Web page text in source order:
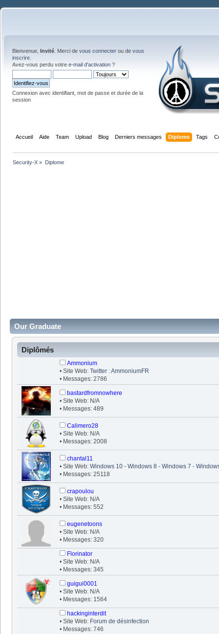
Bienvenue, Invité . Merci de vous connecter ou de vous
inscrire
Avez-vous perdu votre e-mail d'activation ?
Connexion avec identifiant, mot de passe et durée de la
session
Accueil Aide Team Upload Blog Derniers messages Diplome Tags
Security-X » Diplome
Our Graduate
Diplômés
Ammonium
• Site Web: Twitter : AmmoniumFR
• Messages: 2786
bastardfromnowhere
• Site Web: N/A
• Messages: 489
Calimero28
• Site Web: N/A
• Messages: 2008
chantal11
• Site Web: Windows 10 - Windows 8 - Windows 7 -
• Messages: 25118
crapoulou
• Site Web: N/A
• Messages: 552
eugenetoons
• Site Web: N/A
• Messages: 320
Florinator
• Site Web: N/A
• Messages: 345
guigui0001
• Site Web: N/A
• Messages: 1564
hackinginterdit
• Site Web: Forum de désinfection
• Messages: 746